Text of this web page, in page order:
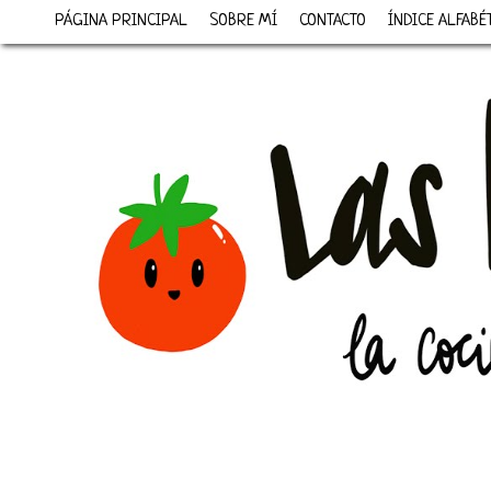
PÁGINA PRINCIPAL SOBRE MÍ CONTACTO ÍNDICE